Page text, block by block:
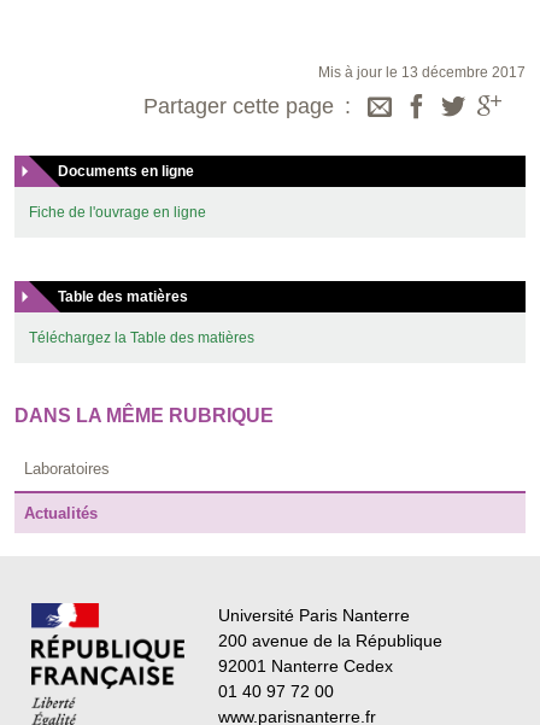
Mis à jour le 13 décembre 2017
Partager cette page
Documents en ligne
Fiche de l'ouvrage en ligne
Table des matières
Téléchargez la Table des matières
DANS LA MÊME RUBRIQUE
Laboratoires
Actualités
Université Paris Nanterre
200 avenue de la République
92001 Nanterre Cedex
01 40 97 72 00
www.parisnanterre.fr